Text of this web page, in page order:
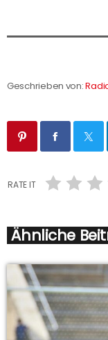
Geschrieben von:
RATE IT
Ähnliche